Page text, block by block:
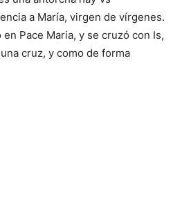
a María, virgen de vírgenes.
Pace Maria, y se cruzó con Is,
cruz, y como de forma